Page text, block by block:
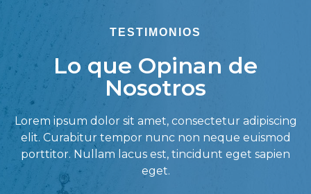
TESTIMONIOS
Lo que Opinan de
Nosotros
Lorem ipsum dolor sit amet, consectetur adipiscing
elit. Curabitur tempor nunc non neque euismod
porttitor. Nullam lacus est, tincidunt eget sapien
eget.